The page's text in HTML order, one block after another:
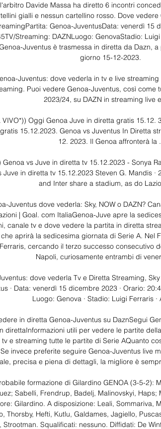
Davide Massa ha diretto 6 incontri
gialli e nessun cartellino rosso. Dove
Genoa-JuventusData: venerdì 15
Streaming: DAZNLuogo: GenovaStadio:
Juventus è trasmessa in diretta da Dazn,
giorno 15-12-2023.
Juventus: dove vederla in tv e live
Puoi vedere Genoa-Juventus, così come
2023/24, su DAZN in streaming live
VIVO*)) Oggi Genoa Juve in diretta gratis
15.12.2023. Genoa vs Juventus In Diretta
12. 2023. Il Genoa affronterà la
Genoa vs Juve in diretta tv 15.12.2023 - Sonya
Juve in diretta tv 15.12.2023 Steven G. Mandis ·
and Inter share a stadium, as do
Juventus dove vederla: Sky, NOW o DAZN?
| Goal. com ItaliaGenoa-Juve apre la
canale tv e dove vedere la partita in diretta
aprirà la sedicesima giornata di Serie A. Nel
cercando il terzo successo consecutivo
Napoli, curiosamente entrambi di
dove vederla Tv e Diretta Streaming,
· Data: venerdì 15 dicembre 2023 · Orario:
Luogo: Genova · Stadio: Luigi Ferraris ·
in diretta Genoa-Juventus su DaznSegui
direttaInformazioni utili per vedere le partite
tv e streaming tutte le partite di Serie AQuanto
invece preferite seguire Genoa-Juventus live
precisa e piena di dettagli, la migliore è
formazione di Gilardino GENOA (3-5-2):
Sabelli, Frendrup, Badelj, Malinovskyi, Haps;
Gilardino. A disposizione: Leali, Sommariva,
Thorsby, Hefti, Kutlu, Galdames, Jagiello,
Strootman. Squalificati: nessuno. Diffidati: De